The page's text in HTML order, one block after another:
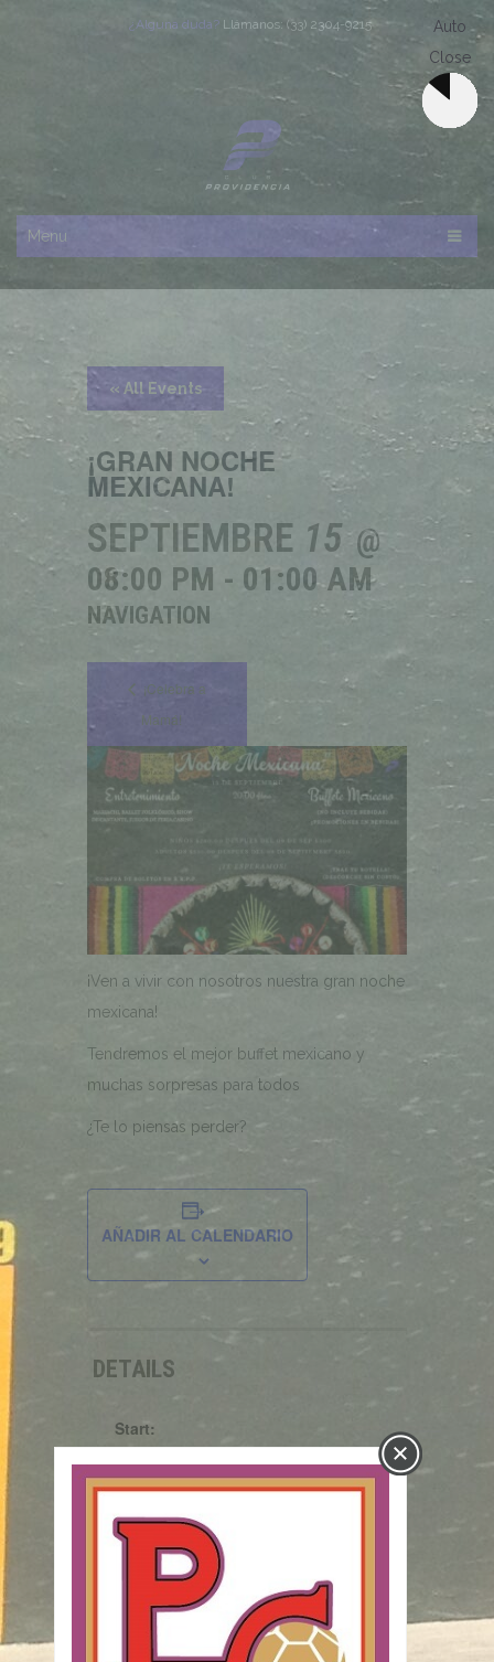
¿Alguna duda? Llámanos: (33) 2304-9215
Menu
« All Events
¡GRAN NOCHE
MEXICANA!
SEPTIEMBRE 15@
08:00 PM - 01:00 AM
NAVIGATION
¡Celebra a
Mamá!
¡Ven a vivir con nosotros nuestra gran noche
mexicana!
Tendremos el mejor buffet mexicano y
muchas sorpresas para todos
¿Te lo piensas perder?
AÑADIR AL CALENDARIO
DETAILS
Start:
End:
septiembre 16 @ 01:00 am
ORGANIZER